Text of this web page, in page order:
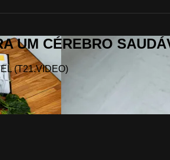
UM CÉREBRO
(T21.VIDEO)